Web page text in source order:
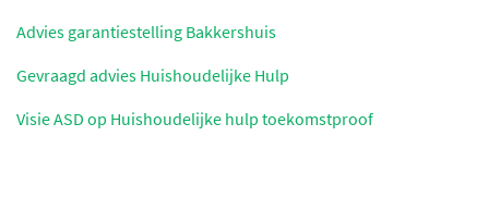
Advies garantiestelling Bakkershuis
Gevraagd advies Huishoudelijke Hulp
Visie ASD op Huishoudelijke hulp toekomstproof